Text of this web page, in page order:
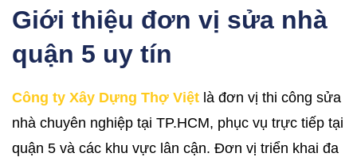
Giới thiệu đơn vị sửa nhà
quận 5 uy tín
Công ty Xây Dựng Thợ Việt là đơn vị thi công sửa
nhà chuyên nghiệp tại TP.HCM, phục vụ trực tiếp tại
quận 5 và các khu vực lân cận. Đơn vị triển khai đa